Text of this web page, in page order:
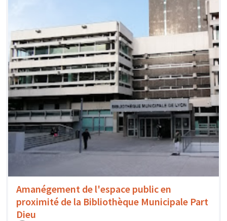
Amanégement de l'espace public en
proximité de la Bibliothèque Municipale Part
Dieu